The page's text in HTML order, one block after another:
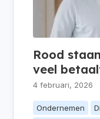
Rood
veel
4 februari, 2026
Ondernemen